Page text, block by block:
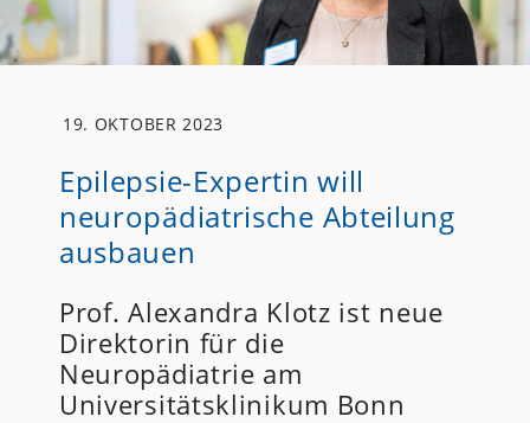
19. OKTOBER 2023
Epilepsie-Expertin will
neuropädiatrische Abteilung
ausbauen
Prof. Alexandra Klotz ist neue
Direktorin für die
Neuropädiatrie am
Universitätsklinikum Bonn